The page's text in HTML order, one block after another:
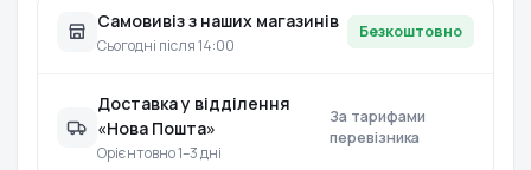
Самовивіз з наших магазинів
Сьогодні після 14:00
Безкоштовно
Доставка у відділення
«Нова Пошта»
Орієнтовно 1–3 дні
За тарифами
перевізника